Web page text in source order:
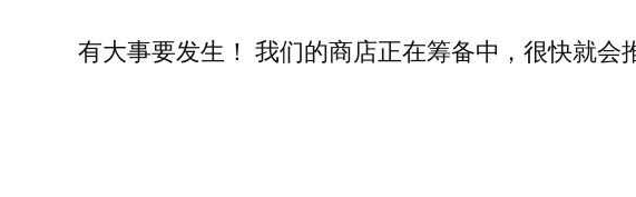
有大事要发生！ 我们的商店正在筹备中，很快就会